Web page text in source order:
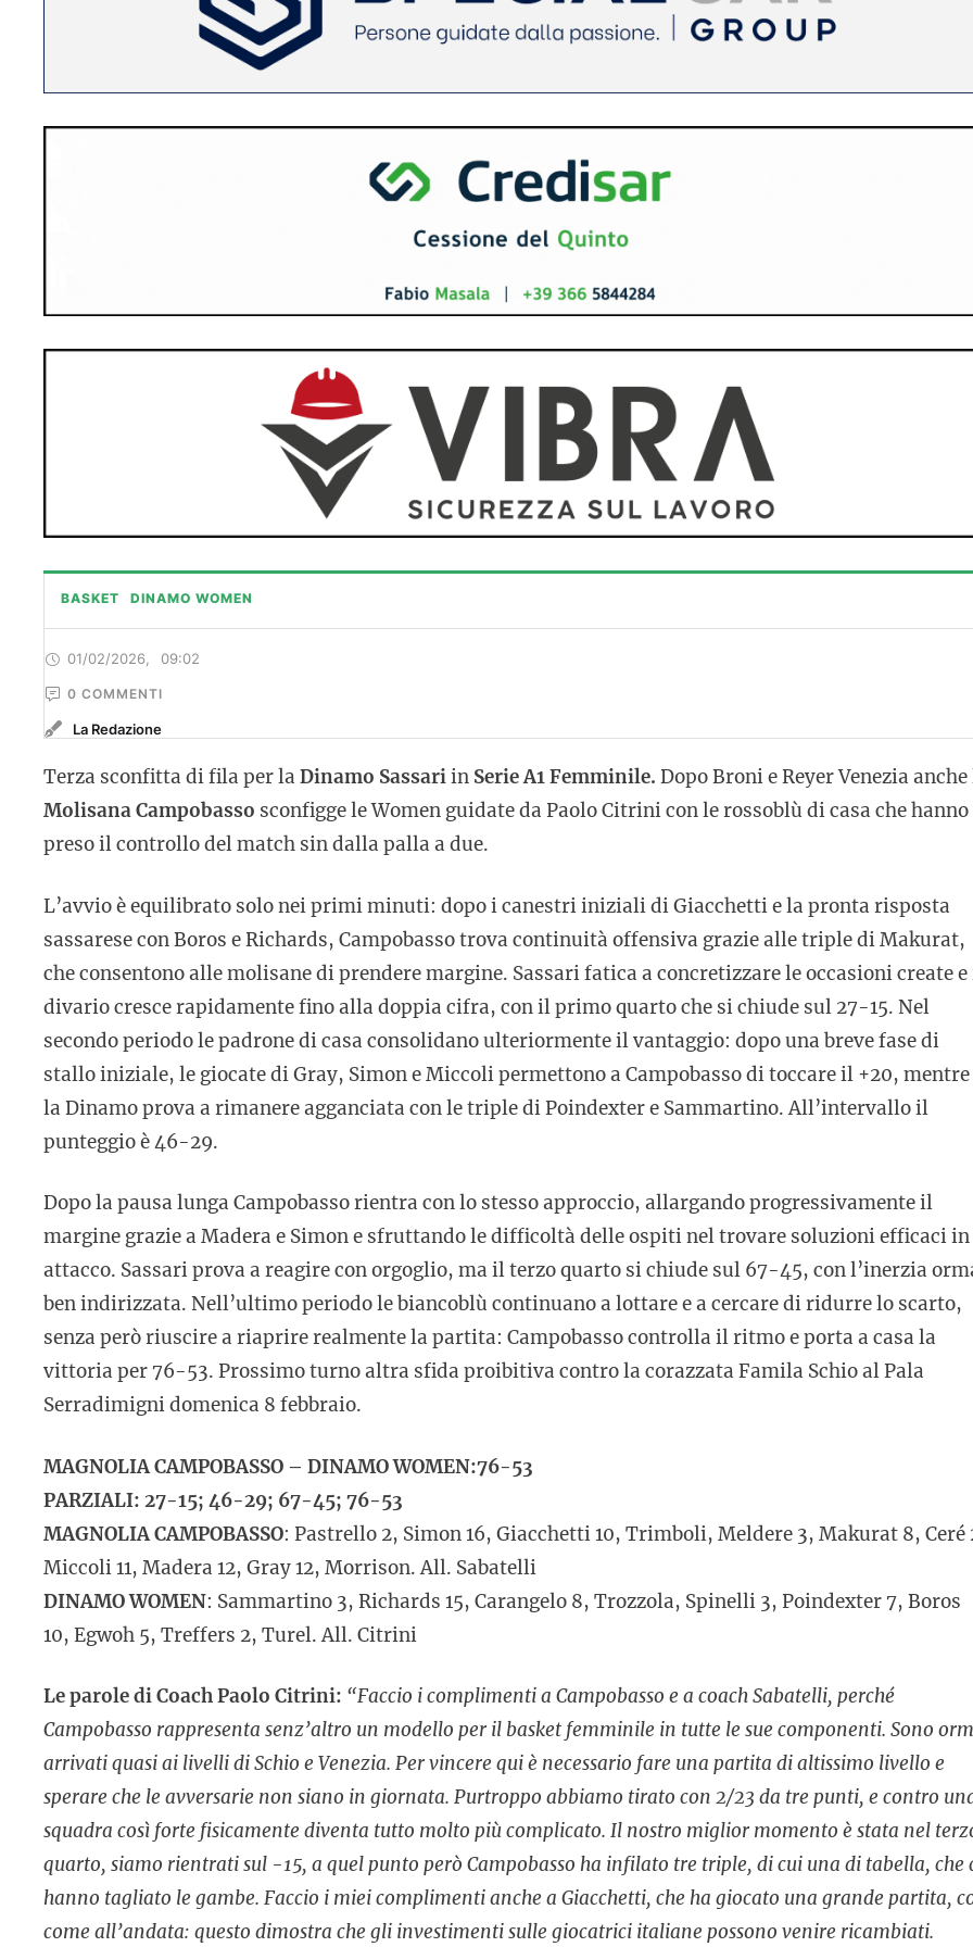
BASKET DINAMO WOMEN
01/02/2026, 09:02
0 COMMENTI
La Redazione
Terza sconfitta di fila per la Dinamo Sassariin Serie A1 Femminile. Dopo Broni e Reyer Venezia anche
Molisana Campobasso sconfigge le Women guidate da Paolo Citrini con le rossoblù di casa che hanno
preso il controllo del match sin dalla palla a due.
L’avvio è equilibrato solo nei primi minuti: dopo i canestri iniziali di Giacchetti e la pronta risposta
sassarese con Boros e Richards, Campobasso trova continuità offensiva grazie alle triple di Makurat,
che consentono alle molisane di prendere margine. Sassari fatica a concretizzare le occasioni create
divario cresce rapidamente fino alla doppia cifra, con il primo quarto che si chiude sul 27-15. Nel
secondo periodo le padrone di casa consolidano ulteriormente il vantaggio: dopo una breve fase di
stallo iniziale, le giocate di Gray, Simon e Miccoli permettono a Campobasso di toccare il +20, mentre
la Dinamo prova a rimanere agganciata con le triple di Poindexter e Sammartino. All’intervallo il
punteggio è 46-29.
Dopo la pausa lunga Campobasso rientra con lo stesso approccio, allargando progressivamente il
margine grazie a Madera e Simon e sfruttando le difficoltà delle ospiti nel trovare soluzioni efficaci in
attacco. Sassari prova a reagire con orgoglio, ma il terzo quarto si chiude sul 67-45, con l’inerzia
ben indirizzata. Nell’ultimo periodo le biancoblù continuano a lottare e a cercare di ridurre lo scarto,
senza però riuscire a riaprire realmente la partita: Campobasso controlla il ritmo e porta a casa la
vittoria per 76-53. Prossimo turno altra sfida proibitiva contro la corazzata Famila Schio al Pala
Serradimigni domenica 8 febbraio.
MAGNOLIA CAMPOBASSO – DINAMO WOMEN:76-53
PARZIALI: 27-15; 46-29; 67-45; 76-53
MAGNOLIA CAMPOBASSO: Pastrello 2, Simon 16, Giacchetti 10, Trimboli, Meldere 3, Makurat 8, Ceré
Miccoli 11, Madera 12, Gray 12, Morrison. All. Sabatelli
DINAMO WOMEN: Sammartino 3, Richards 15, Carangelo 8, Trozzola, Spinelli 3, Poindexter 7, Boros
10, Egwoh 5, Treffers 2, Turel. All. Citrini
Le parole di Coach Paolo Citrini: “Faccio i complimenti a Campobasso e a coach Sabatelli, perché
Campobasso rappresenta senz’altro un modello per il basket femminile in tutte le sue componenti. Sono
arrivati quasi ai livelli di Schio e Venezia. Per vincere qui è necessario fare una partita di altissimo livello e
sperare che le avversarie non siano in giornata. Purtroppo abbiamo tirato con 2/23 da tre punti, e contro
squadra così forte fisicamente diventa tutto molto più complicato. Il nostro miglior momento è stata nel
quarto, siamo rientrati sul -15, a quel punto però Campobasso ha infilato tre triple, di cui una di tabella, che
hanno tagliato le gambe. Faccio i miei complimenti anche a Giacchetti, che ha giocato una grande partita,
come all’andata: questo dimostra che gli investimenti sulle giocatrici italiane possono venire ricambiati.